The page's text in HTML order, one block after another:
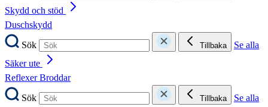
Skydd och stöd
Duschskydd
Sök
Tillbaka
Se alla
Säker ute
ReflexerBroddar
Sök
Tillbaka
Se alla